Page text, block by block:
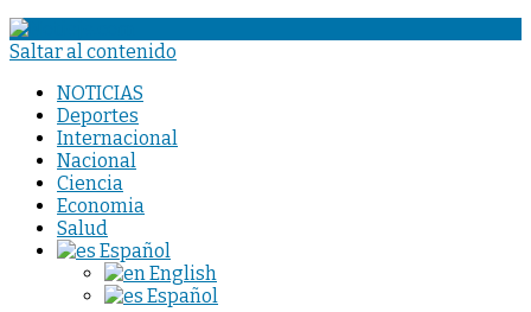
Saltar al contenido
NOTICIAS
Deportes
Internacional
Nacional
Ciencia
Economia
Salud
Español
English
Español